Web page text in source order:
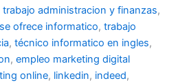
trabajo administracion y finanzas,
se ofrece informatico, trabajo
, técnico informatico en ingles,
, empleo marketing digital
online, linkedin, indeed,